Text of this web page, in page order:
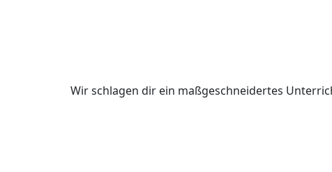
Wir schlagen dir ein maßgeschneidertes